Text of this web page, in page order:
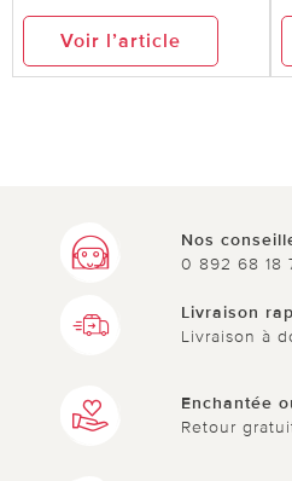
Voir l’article
Nos
0 892 68 18
Livraison
Livraison à
Enchantée
Retour